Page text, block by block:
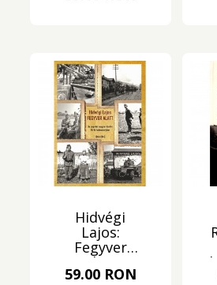
Hidvégi
Lajos:
Fegyver
alatt
59.00 RON